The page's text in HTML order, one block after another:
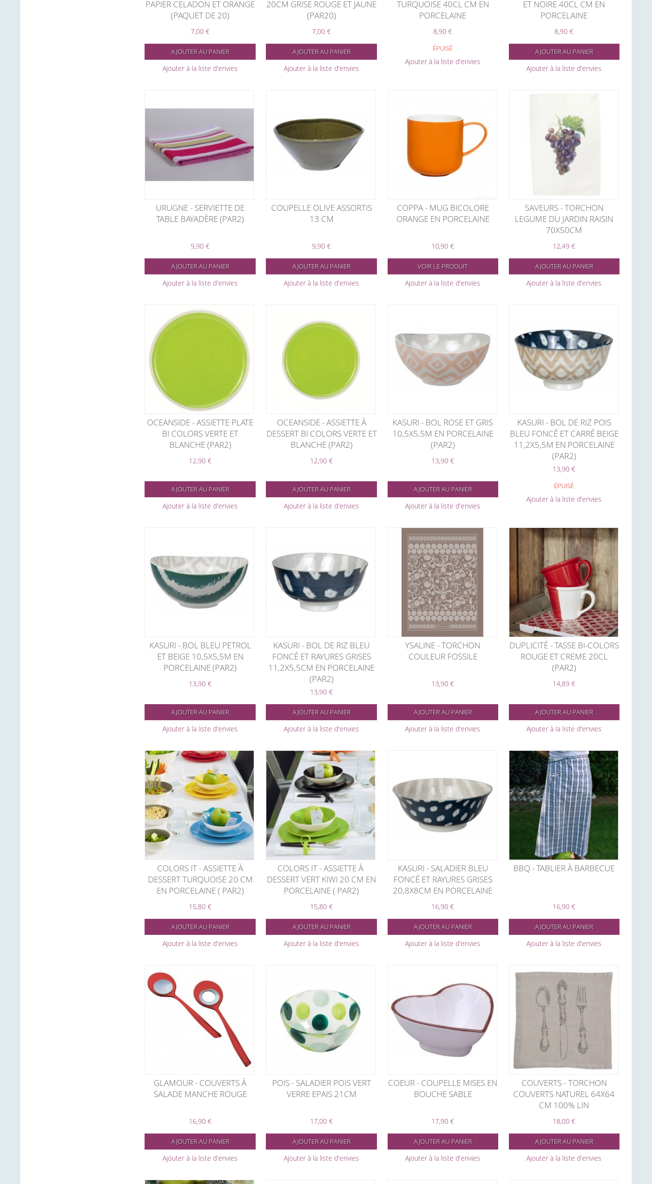
PAPIER CELADON ET ORANGE
(PAQUET DE 20)
7,00 €
AJOUTER AU PANIER
Ajouter à la liste d'envies
20CM GRISE ROUGE ET JAUNE
(PAR20)
7,00 €
AJOUTER AU PANIER
Ajouter à la liste d'envies
TURQUOISE 40CL CM EN
PORCELAINE
8,90 €
ÉPUISÉ
Ajouter à la liste d'envies
ET NOIRE 40CL CM EN
PORCELAINE
8,90 €
AJOUTER AU PANIER
Ajouter à la liste d'envies
URUGNE - SERVIETTE DE
TABLE BAYADÈRE (PAR2)
9,90 €
AJOUTER AU PANIER
Ajouter à la liste d'envies
COUPELLE OLIVE ASSORTIS
13 CM
9,90 €
AJOUTER AU PANIER
Ajouter à la liste d'envies
COPPA - MUG BICOLORE
ORANGE EN PORCELAINE
10,90 €
VOIR LE PRODUIT
Ajouter à la liste d'envies
SAVEURS - TORCHON
LEGUME DU JARDIN RAISIN
70X50CM
12,49 €
AJOUTER AU PANIER
Ajouter à la liste d'envies
OCEANSIDE - ASSIETTE PLATE
BI COLORS VERTE ET
BLANCHE (PAR2)
12,90 €
AJOUTER AU PANIER
Ajouter à la liste d'envies
OCEANSIDE - ASSIETTE À
DESSERT BI COLORS VERTE ET
BLANCHE (PAR2)
12,90 €
AJOUTER AU PANIER
Ajouter à la liste d'envies
KASURI - BOL ROSE ET GRIS
10,5X5,5M EN PORCELAINE
(PAR2)
13,90 €
AJOUTER AU PANIER
Ajouter à la liste d'envies
KASURI - BOL DE RIZ POIS
BLEU FONCÉ ET CARRÉ BEIGE
11,2X5,5M EN PORCELAINE
(PAR2)
13,90 €
ÉPUISÉ
Ajouter à la liste d'envies
KASURI - BOL BLEU PETROL
ET BEIGE 10,5X5,5M EN
PORCELAINE (PAR2)
13,90 €
AJOUTER AU PANIER
Ajouter à la liste d'envies
KASURI - BOL DE RIZ BLEU
FONCÉ ET RAYURES GRISES
11,2X5,5CM EN PORCELAINE
(PAR2)
13,90 €
AJOUTER AU PANIER
Ajouter à la liste d'envies
YSALINE - TORCHON
COULEUR FOSSILE
13,90 €
AJOUTER AU PANIER
Ajouter à la liste d'envies
DUPLICITÉ - TASSE BI-COLORS
ROUGE ET CREME 20CL
(PAR2)
14,89 €
AJOUTER AU PANIER
Ajouter à la liste d'envies
COLORS IT - ASSIETTE À
DESSERT TURQUOISE 20 CM
EN PORCELAINE ( PAR2)
15,80 €
AJOUTER AU PANIER
Ajouter à la liste d'envies
COLORS IT - ASSIETTE À
DESSERT VERT KIWI 20 CM EN
PORCELAINE ( PAR2)
15,80 €
AJOUTER AU PANIER
Ajouter à la liste d'envies
KASURI - SALADIER BLEU
FONCÉ ET RAYURES GRISES
20,8X8CM EN PORCELAINE
16,90 €
AJOUTER AU PANIER
Ajouter à la liste d'envies
BBQ - TABLIER À BARBECUE
16,90 €
AJOUTER AU PANIER
Ajouter à la liste d'envies
GLAMOUR - COUVERTS À
SALADE MANCHE ROUGE
16,90 €
AJOUTER AU PANIER
Ajouter à la liste d'envies
POIS - SALADIER POIS VERT
VERRE EPAIS 21CM
17,00 €
AJOUTER AU PANIER
Ajouter à la liste d'envies
COEUR - COUPELLE MISES EN
BOUCHE SABLE
17,90 €
AJOUTER AU PANIER
Ajouter à la liste d'envies
COUVERTS - TORCHON
COUVERTS NATUREL 64X64
CM 100% LIN
18,00 €
AJOUTER AU PANIER
Ajouter à la liste d'envies